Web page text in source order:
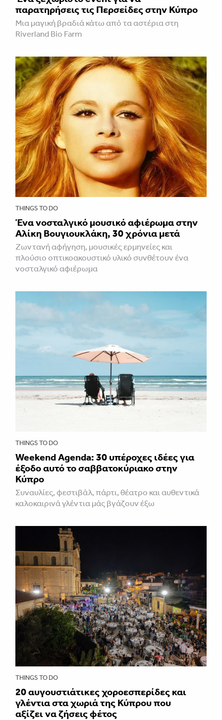
παρατηρήσεις τις Περσείδες στην Κύπρο
Μια μαγική βραδιά κάτω από τα αστέρια στη
Riverland Bio Farm
THINGS TO DO
Ένα νοσταλγικό μουσικό αφιέρωμα στην
Αλίκη Βουγιουκλάκη, 30 χρόνια μετά
Ζωντανή αφήγηση, μουσικές ερμηνείες και
πλούσιο οπτικοακουστικό υλικό συνθέτουν ένα
νοσταλγικό αφιέρωμα
THINGS TO DO
Weekend Agenda: 30 υπέροχες ιδέες για
έξοδο αυτό το σαββατοκύριακο στην
Κύπρο
Συναυλίες, φεστιβάλ, πάρτι, θέατρο και αυθεντικά
καλοκαιρινά γλέντια μάς βγάζουν έξω
THINGS TO DO
20 αυγουστιάτικες χοροεσπερίδες και
γλέντια στα χωριά της Κύπρου που
αξίζει να ζήσεις φέτος